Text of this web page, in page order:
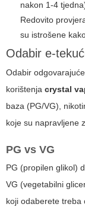
nakon 1-4
Redovito
su istrošene
Odabir e-
Odabir
korištenja crystal
baza (PG/VG),
koje su napravljene
PG vs VG
PG (propilen glikol)
VG (vegetabilni
koji odaberete treba